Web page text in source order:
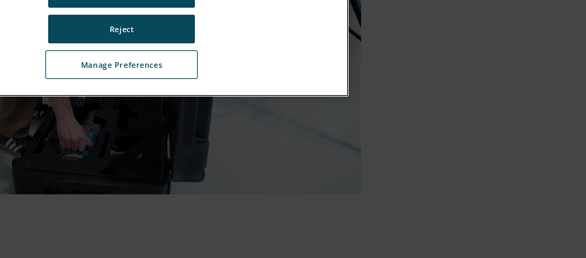
Manage Preferences
Reject